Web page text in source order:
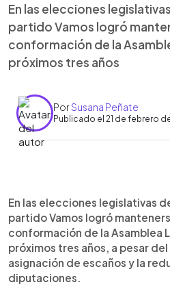
En las elecciones
partido Vamos logró
conformación de la
próximos tres años
PorSusana Peñate
Publicado el 21 de febrero
► Escuchar artículo
En las elecciones legislativas
partido Vamos logró
conformación de la Asamblea
próximos tres años, a pesar
asignación de escaños y la
diputaciones.